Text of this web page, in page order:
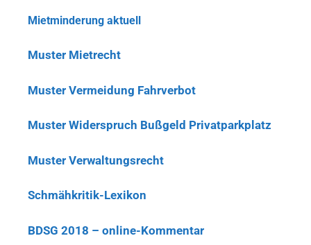
Mietminderung aktuell
Muster Mietrecht
Muster Vermeidung Fahrverbot
Muster Widerspruch Bußgeld Privatparkplatz
Muster Verwaltungsrecht
Schmähkritik-Lexikon
BDSG 2018 – online-Kommentar